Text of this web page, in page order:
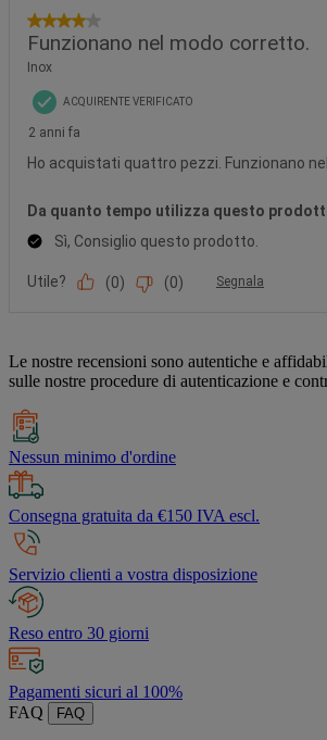
Le nostre recensioni sono autentiche e
sulle nostre procedure di autenticazione e
Nessun minimo d'ordine
Consegna gratuita da €150 IVA escl.
Servizio clienti a vostra disposizione
Reso entro 30 giorni
Pagamenti sicuri al 100%
FAQ
FAQ